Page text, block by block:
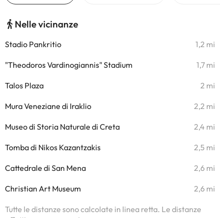
Nelle vicinanze
Stadio Pankritio 1,2 mi
"Theodoros Vardinogiannis" Stadium 1,7 mi
Talos Plaza 2 mi
Mura Veneziane di Iraklio 2,2 mi
Museo di Storia Naturale di Creta 2,4 mi
Tomba di Nikos Kazantzakis 2,5 mi
Cattedrale di San Mena 2,6 mi
Christian Art Museum 2,6 mi
Tutte le distanze sono calcolate in linea retta. Le distanze